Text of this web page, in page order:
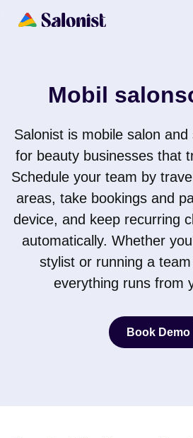
Mobil
Salonist is mobile salon
for beauty businesses that
Schedule your team by
areas, take bookings and
device, and keep recurring
automatically. Whether
stylist or running a
everything runs from
Book Demo